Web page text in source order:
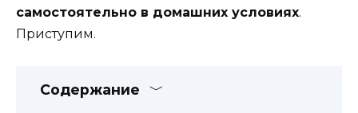
самостоятельно в домашних условиях.
Приступим.
Содержание